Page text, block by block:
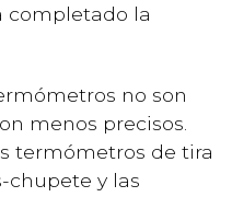
completado la
no son
menos precisos.
termómetros de tira
chupete y las